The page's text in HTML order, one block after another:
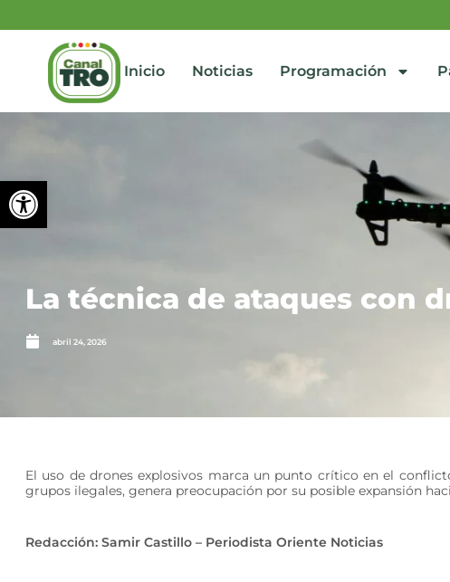
Abrir barra de herramientas
Inicio Noticias Programación
La técnica de ataques con
abril 24, 2026
El uso de drones explosivos marca un punto crítico en el
grupos ilegales, genera preocupación por su posible expansión
Redacción: Samir Castillo – Periodista Oriente Noticias